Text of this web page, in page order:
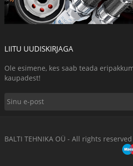
LIITU UUDISKIRJAGA
Ole esimene, kes saab teada
kaupadest!
BALTI TEHNIKA OÜ - All rights reserved